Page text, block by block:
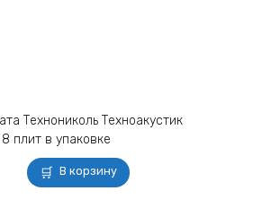
В корзину